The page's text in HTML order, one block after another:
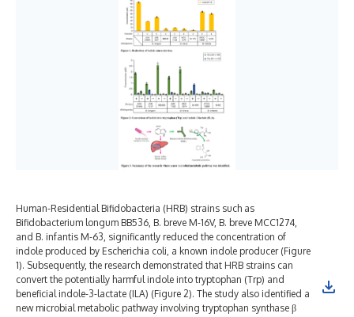
Human-Residential Bifidobacteria (HRB) strains such as
Bifidobacterium longum BB536, B. breve M-16V, B. breve MCC1274,
and B. infantis M-63, significantly reduced the concentration of
indole produced by Escherichia coli, a known indole producer (Figure
1). Subsequently, the research demonstrated that HRB strains can
convert the potentially harmful indole into tryptophan (Trp) and
beneficial indole-3-lactate (ILA) (Figure 2). The study also identified a
new microbial metabolic pathway involving tryptophan synthase β